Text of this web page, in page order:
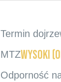
Termin
MTZwysoki
Odporność